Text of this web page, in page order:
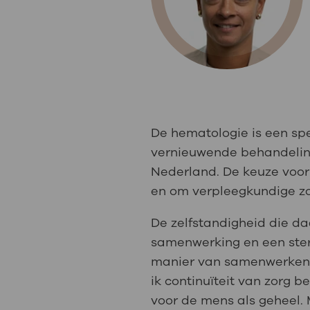
Uw
Uw
Werken
Contact
steeds verder uit, zodat u zelf
we u sneller helpen.
Direct naar MijnOLVG
De hematologie is een
vernieuwende
Nederland. De keuze
en om verpleegkundige
De zelfstandigheid die
samenwerking en een
manier van
ik continuïteit van zorg
voor de mens als